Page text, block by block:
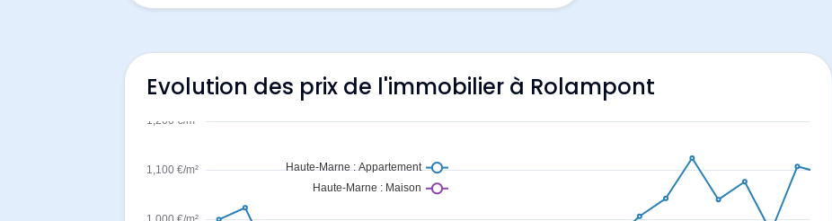
Evolution des prix de l'immobilier à Rolampont